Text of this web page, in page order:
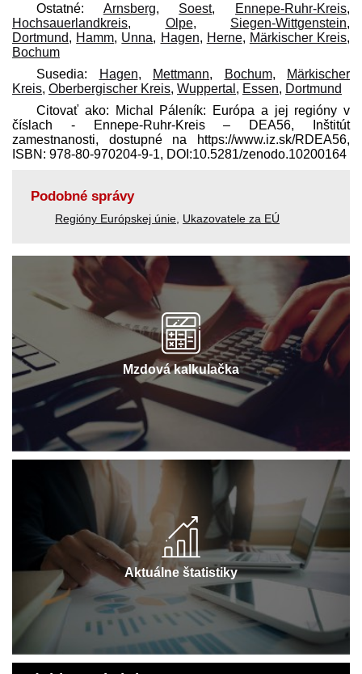
Ostatné: Arnsberg, Soest, Ennepe-Ruhr-Kreis,
Hochsauerlandkreis, Olpe, Siegen-Wittgenstein,
Dortmund, Hamm, Unna, Hagen, Herne, Märkischer Kreis,
Bochum
Susedia:
Hagen, Mettmann, Bochum,
Märkischer
Kreis, Oberbergischer Kreis, Wuppertal , Essen, Dortmund
Citovať ako: Michal Páleník: Európa a jej regióny v
číslach - Ennepe-Ruhr-Kreis – DEA56, Inštitút
zamestnanosti, dostupné na https://www.iz.sk/​RDEA56,
ISBN: 978-80-970204-9-1, DOI:10.5281/zenodo.10200164
Podobné správy
Regióny Európskej únie Ukazovatele za EÚ
Mzdová kalkulačka
Aktuálne štatistiky